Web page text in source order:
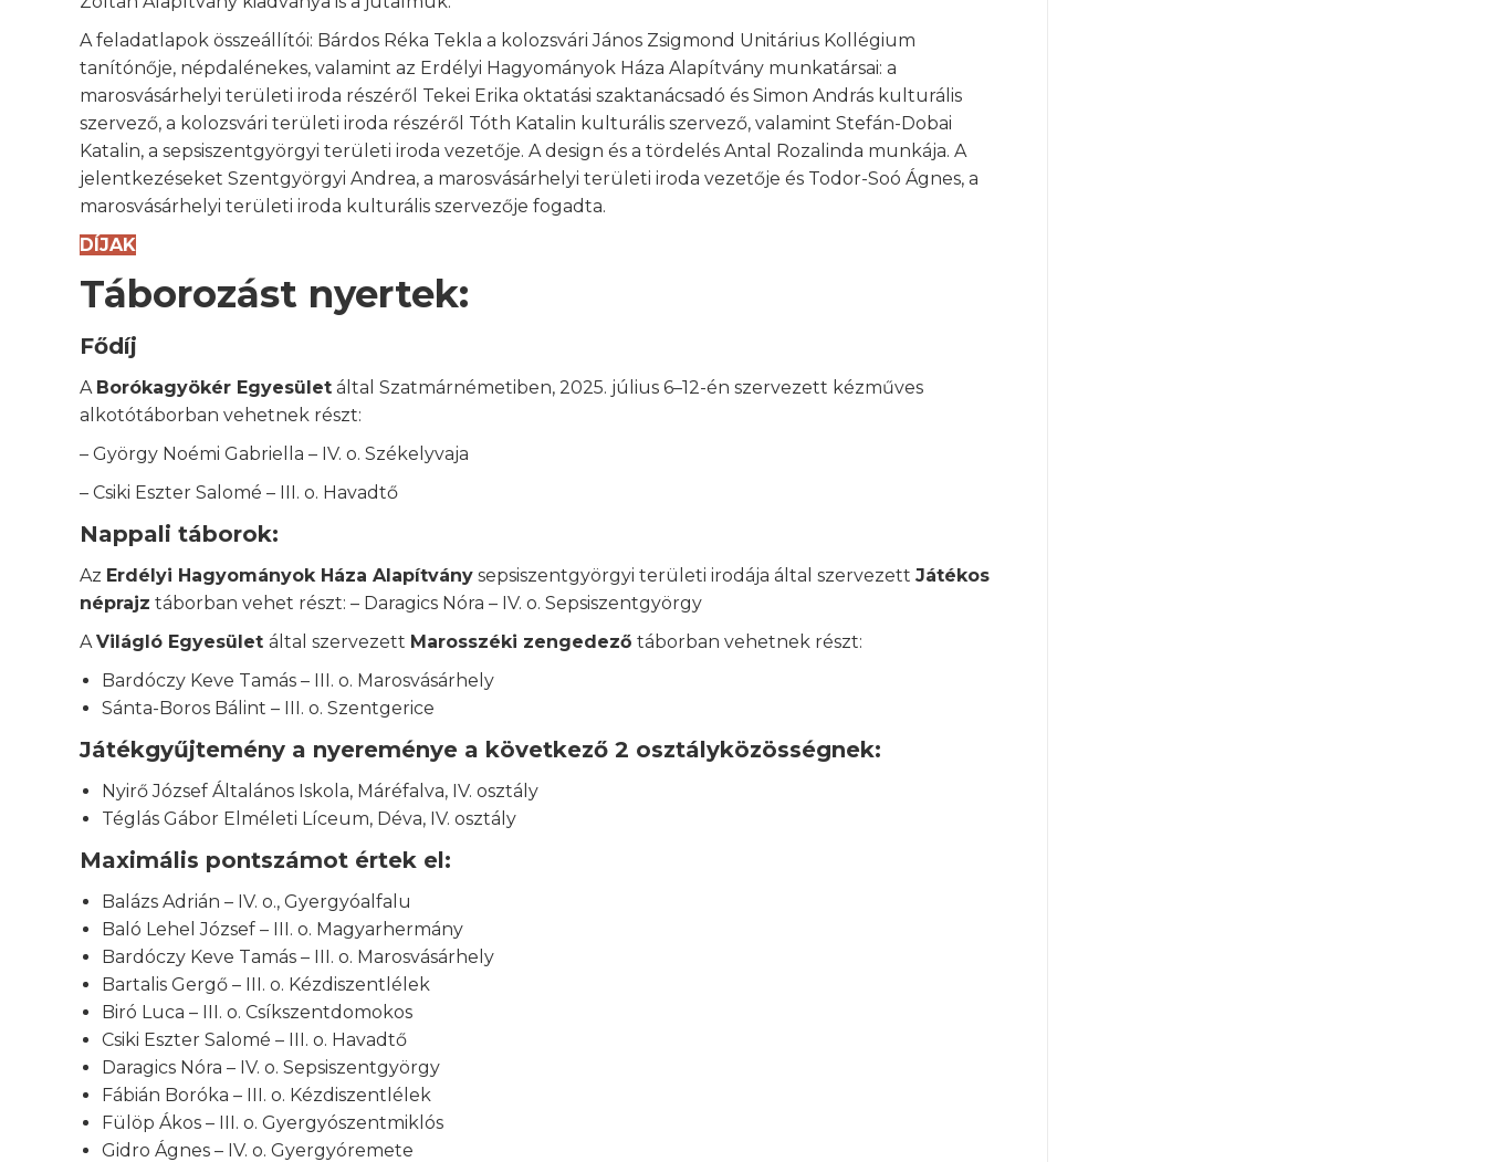
A feladatlapok összeállítói: Bárdos Réka Tekla a kolozsvári János Zsigmond Unitárius Kollégium
tanítónője, népdalénekes, valamint az Erdélyi Hagyományok Háza Alapítvány munkatársai: a
marosvásárhelyi területi iroda részéről Tekei Erika oktatási szaktanácsadó és Simon András kulturális
szervező, a kolozsvári területi iroda részéről Tóth Katalin kulturális szervező, valamint Stefán-Dobai
Katalin, a sepsiszentgyörgyi területi iroda vezetője. A design és a tördelés Antal Rozalinda munkája. A
jelentkezéseket Szentgyörgyi Andrea, a marosvásárhelyi területi iroda vezetője és Todor-Soó Ágnes, a
marosvásárhelyi területi iroda kulturális szervezője fogadta.
DÍJAK
Táborozást nyertek:
Fődíj
A Borókagyökér Egyesület által Szatmárnémetiben, 2025. július 6–12-én szervezett kézműves
alkotótáborban vehetnek részt:
– György Noémi Gabriella – IV. o. Székelyvaja
– Csiki Eszter Salomé – III. o. Havadtő
Nappali táborok:
Az Erdélyi Hagyományok Háza Alapítvány sepsiszentgyörgyi területi irodája által szervezett Játékos
néprajz táborban vehet részt: – Daragics Nóra – IV. o. Sepsiszentgyörgy
A Világló Egyesület által szervezett Marosszéki zengedező táborban vehetnek részt:
Bardóczy Keve Tamás – III. o. Marosvásárhely
Sánta-Boros Bálint – III. o. Szentgerice
Játékgyűjtemény a nyereménye a következő 2 osztályközösségnek:
Nyirő József Általános Iskola, Máréfalva, IV. osztály
Téglás Gábor Elméleti Líceum, Déva, IV. osztály
Maximális pontszámot értek el:
Balázs Adrián – IV. o., Gyergyóalfalu
Baló Lehel József – III. o. Magyarhermány
Bardóczy Keve Tamás – III. o. Marosvásárhely
Bartalis Gergő – III. o. Kézdiszentlélek
Biró Luca – III. o. Csíkszentdomokos
Csiki Eszter Salomé – III. o. Havadtő
Daragics Nóra – IV. o. Sepsiszentgyörgy
Fábián Boróka – III. o. Kézdiszentlélek
Fülöp Ákos – III. o. Gyergyószentmiklós
Gidro Ágnes – IV. o. Gyergyóremete